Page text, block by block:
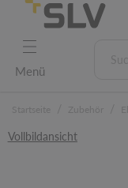
Menü
Vollbildansicht